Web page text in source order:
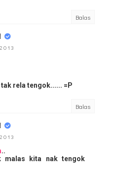
Balas
rela tengok...... =P
Balas
..
malas kita nak tengok